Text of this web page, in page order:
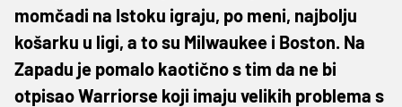
momčadi na Istoku igraju, po meni, najbolju
košarku u ligi, a to su Milwaukee i Boston. Na
Zapadu je pomalo kaotično s tim da ne bi
otpisao Warriorse koji imaju velikih problema s